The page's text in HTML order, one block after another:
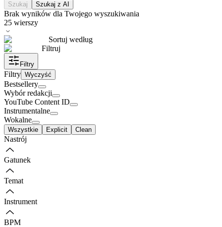
Szukaj Szukaj z AI
Brak wyników dla Twojego wyszukiwania
25 wierszy
Sortuj według
Filtruj
Filtry
Filtry Wyczyść
Bestsellery
Wybór redakcji
YouTube Content ID
Instrumentalne
Wokalne
Wszystkie Explicit Clean
Nastrój
Gatunek
Temat
Instrument
BPM